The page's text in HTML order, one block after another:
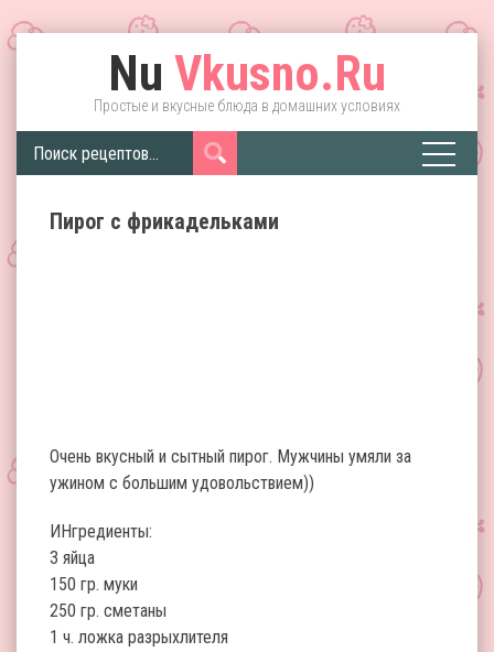
Nu Vkusno.Ru
Простые и вкусные блюда в домашних условиях
Пирог с фрикадельками
Очень вкусный и сытный пирог. Мужчины умяли за
ужином с большим удовольствием))
ИНгредиенты:
3 яйца
150 гр. муки
250 гр. сметаны
1 ч. ложка разрыхлителя